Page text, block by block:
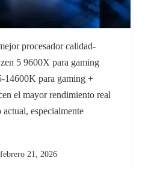
procesador calidad-
5 9600X para gaming
14600K para gaming +
el mayor rendimiento real
especialmente
febrero 21, 2026